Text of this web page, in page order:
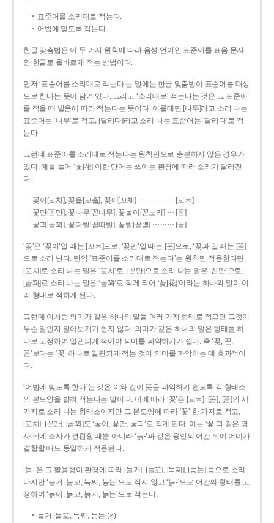
표준어를 소리대로 적는다.
어법에 맞도록 적는다.
한글 맞춤법은 이 두 가지 원칙에 따라 음성 언어인 표준어를 표음 문자
인 한글로 올바르게 적는 방법이다.
먼저 ‘표준어를 소리대로 적는다’는 말에는 한글 맞춤법이 표준어를 대상
으로 한다는 뜻이 담겨 있다. 그리고 ‘소리대로’ 적는다는 것은 그 표준어
를 적을 때 발음에 따라 적는다는 뜻이다. 이를테면 [나무]라고 소리 나는
표준어는 ‘나무’로 적고, [달리다]라고 소리 나는 표준어는 ‘달리다’로 적
는다.
그런데 표준어를 소리대로 적는다는 원칙만으로 충분하지 않은 경우가
있다. 예를 들어 ‘꽃[花]’이란 단어는 쓰이는 환경에 따라 소리가 달라진
다.
꽃이[꼬치], 꽃을[꼬츨], 꽃에[꼬체] …………… [꼬ㅊ]
꽃만[꼰만], 꽃나무[꼰나무], 꽃놀이[꼰노리] … [꼰]
꽃과[꼳꽈], 꽃다발[꼳따발], 꽃밭[꼳빧] ……… [꼳]
‘꽃’은 ‘꽃이’일 때는 [꼬ㅊ]으로, ‘꽃만’일 때는 [꼰]으로, ‘꽃과’일 때는 [꼳]
으로 소리 난다. 만약 ‘표준어를 소리대로 적는다’는 원칙만 적용한다면,
[꼬치]로 소리 나는 말은 ‘꼬치’로, [꼰만]으로 소리 나는 말은 ‘꼰만’으로,
[꼳꽈]로 소리 나는 말은 ‘꼳꽈’로 적게 되어 ‘꽃[花]’이라는 하나의 말이 여
러 형태로 적히게 된다.
그런데 이처럼 의미가 같은 하나의 말을 여러 가지 형태로 적으면 그것이
무슨 말인지 알아보기가 쉽지 않다. 의미가 같은 하나의 말은 형태를 하
나로 고정하여 일관되게 적어야 의미를 파악하기가 쉽다. 즉 ‘꽃, 꼰,
꼳’보다는 ‘꽃’ 하나로 일관되게 적는 것이 의미를 파악하는 데 효과적이
다.
‘어법에 맞도록 한다’는 것은 이와 같이 뜻을 파악하기 쉽도록 각 형태소
의 본모양을 밝혀 적는다는 말이다. 이에 따라 ‘꽃’은 [꼬ㅊ], [꼰], [꼳]의 세
가지로 소리 나는 형태소이지만 그 본모양에 따라 ‘꽃’ 한 가지로 적고,
[꼬치], [꼰만], [꼳꽈]도 ‘꽃이, 꽃만, 꽃과’로 적게 된다. 이는 ‘꽃’과 같은 명
사 뒤에 조사가 결합할 때뿐 아니라 ‘늙-’과 같은 용언의 어간 뒤에 어미가
결합할 때도 동일하게 적용된다.
‘늙-’은 그 활용형이 환경에 따라 [늘거], [늘꼬], [늑찌], [능는] 등으로 소리
나지만 ‘늘거, 늘꼬, 늑찌, 능는’으로 적지 않고 ‘늙-’으로 어간의 형태를 고
정하여 ‘늙어, 늙고, 늙지, 늙는’으로 적는다.
늘거, 늘꼬, 늑찌, 능는 (×)